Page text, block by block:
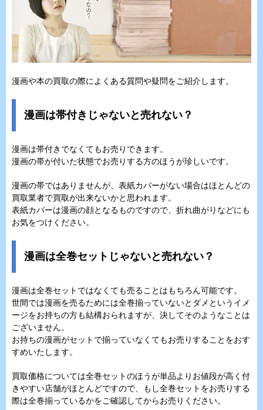
漫画や本の買取の際によくある質問や疑問をご紹介します。
漫画は帯付きじゃないと売れない？
漫画は帯付きでなくてもお売りできます。
漫画の帯が付いた状態でお売りする方のほうが珍しいです。
漫画の帯ではありませんが、表紙カバーがない場合はほとんどの
買取業者で買取が出来ないかと思われます。
表紙カバーは漫画の顔となるものですので、折れ曲がりなどにも
お気をつけください。
漫画は全巻セットじゃないと売れない？
漫画は全巻セットではなくても売ることはもちろん可能です。
世間では漫画を売るためには全巻揃っていないとダメというイメ
ージをお持ちの方も結構おられますが、決してそのようなことは
ございません。
お持ちの漫画がセットで揃っていなくてもお売りすることをおす
すめいたします。
買取価格については全巻セットのほうが単品よりお値段が高く付
きやすい店舗がほとんどですので、もし全巻セットをお売りする
際は全巻揃っているかをご確認してからお売りください。